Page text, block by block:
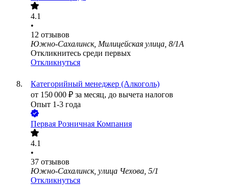
4.1
•
12 отзывов
Южно-Сахалинск, Милицейская улица, 8/1А
Откликнитесь среди первых
Откликнуться
Категорийный менеджер (Алкоголь)
от 150 000 ₽ за месяц, до вычета налогов
Опыт 1-3 года
Первая Розничная Компания
4.1
•
37 отзывов
Южно-Сахалинск, улица Чехова, 5/1
Откликнуться